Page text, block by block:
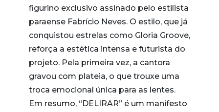
figurino exclusivo assinado pelo estilista
paraense Fabrício Neves. O estilo, que já
conquistou estrelas como Gloria Groove,
reforça a estética intensa e futurista do
projeto. Pela primeira vez, a cantora
gravou com plateia, o que trouxe uma
troca emocional única para as lentes.
Em resumo, “DELIRAR” é um manifesto